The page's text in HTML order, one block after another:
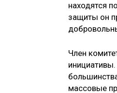
находятся
защиты он
Член
массовые